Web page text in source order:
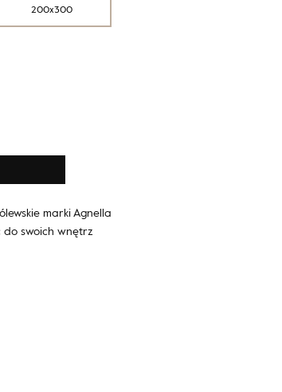
200x300
marki Agnella
swoich wnętrz